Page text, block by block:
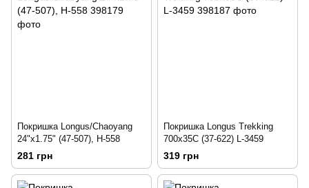
Покришка Longus/Chaoyang
24"x1.75" (47-507), H-558
281 грн
Покришка Longus Trekking
700x35C (37-622) L-3459
319 грн